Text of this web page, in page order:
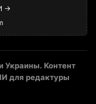
→
Украины. Контент
для редактуры